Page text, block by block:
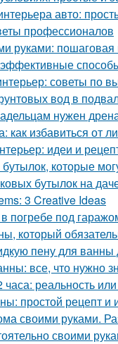
авто:
профессионалов
руками: пошаговая
советы по
вод в
нужен
избавиться от
идеи и
которые
бутылок на
3 Creative Ideas
погребе под
который
пену для ванны
все, что нужно
часа: реальность
простой рецепт и
своими руками.
своими